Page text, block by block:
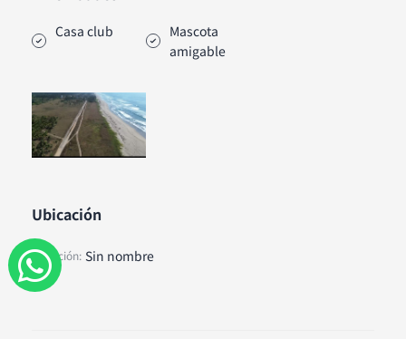
W
h
Casa club
Mascota
amigable
Ubicación
Dirección: Sin nombre